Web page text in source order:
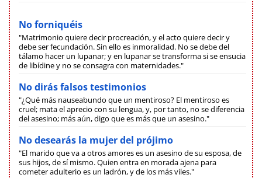
No forniquéis
"Matrimonio quiere decir procreación, y el acto quiere decir y
debe ser fecundación. Sin ello es inmoralidad. No se debe del
tálamo hacer un lupanar; y en lupanar se transforma si se ensucia
de libídine y no se consagra con maternidades."
No dirás falsos testimonios
"¿Qué más nauseabundo que un mentiroso? El mentiroso es
cruel; mata el aprecio con su lengua, y, por tanto, no se diferencia
del asesino; más aún, digo que es más que un asesino."
No desearás la mujer del prójimo
"El marido que va a otros amores es un asesino de su esposa, de
sus hijos, de sí mismo. Quien entra en morada ajena para
cometer adulterio es un ladrón, y de los más viles."